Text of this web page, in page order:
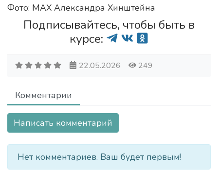
Фото: МАХ Александра Хинштейна
Подписывайтесь, чтобы быть в
курсе:
22.05.2026 249
Комментарии
Написать комментарий
Нет комментариев. Ваш будет первым!